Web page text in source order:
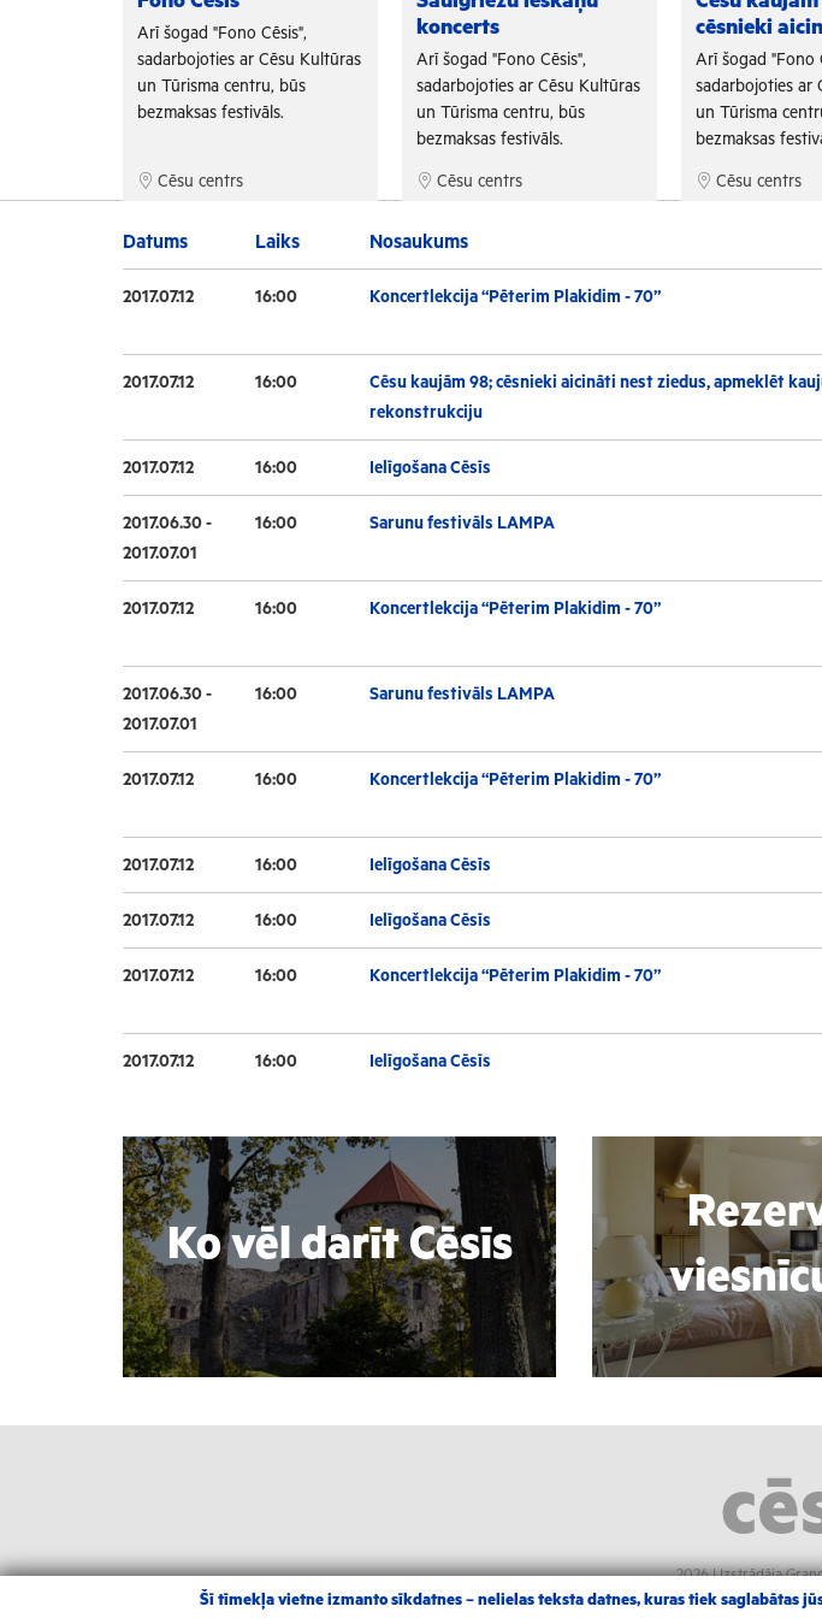
Arī šogad "Fono Cēsis",
sadarbojoties ar Cēsu Kultūras
un Tūrisma centru, būs
bezmaksas festivāls.
Cēsu centrs
koncerts
Arī šogad "Fono Cēsis",
sadarbojoties ar Cēsu Kultūras
un Tūrisma centru, būs
bezmaksas festivāls.
Cēsu centrs
cēsnieki
Arī šogad "Fono
sadarbojoties ar
un Tūrisma
bezmaksas
Cēsu centrs
Datums Laiks Nosaukums
2017.07.12 16:00 Koncertlekcija “Pēterim Plakidim - 70”
2017.07.12 16:00
Cēsu kaujām 98; cēsnieki aicināti nest ziedus, apmeklēt
rekonstrukciju
2017.07.12 16:00 Ielīgošana Cēsīs
2017.06.30 -
2017.07.01
16:00 Sarunu festivāls LAMPA
2017.07.12 16:00 Koncertlekcija “Pēterim Plakidim - 70”
2017.06.30 -
2017.07.01
16:00 Sarunu festivāls LAMPA
2017.07.12 16:00 Koncertlekcija “Pēterim Plakidim - 70”
2017.07.12 16:00 Ielīgošana Cēsīs
2017.07.12 16:00 Ielīgošana Cēsīs
2017.07.12 16:00 Koncertlekcija “Pēterim Plakidim - 70”
2017.07.12 16:00 Ielīgošana Cēsīs
Ko vēl darīt Cēsīs
2026 |Izstrādāja
Šī tīmekļa vietne izmanto sīkdatnes – nelielas teksta datnes, kuras tiek saglabātas